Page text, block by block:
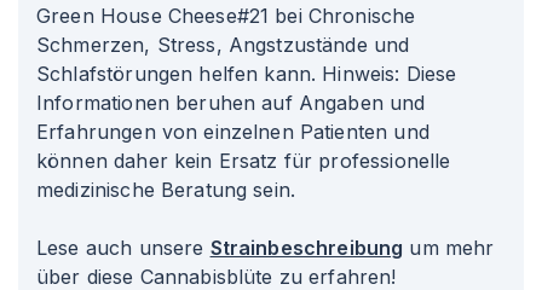
Green House Cheese#21 bei Chronische
Schmerzen, Stress, Angstzustände und
Schlafstörungen helfen kann. Hinweis: Diese
Informationen beruhen auf Angaben und
Erfahrungen von einzelnen Patienten und
können daher kein Ersatz für professionelle
medizinische Beratung sein.
Lese auch unsere Strainbeschreibung um mehr
über diese Cannabisblüte zu erfahren!